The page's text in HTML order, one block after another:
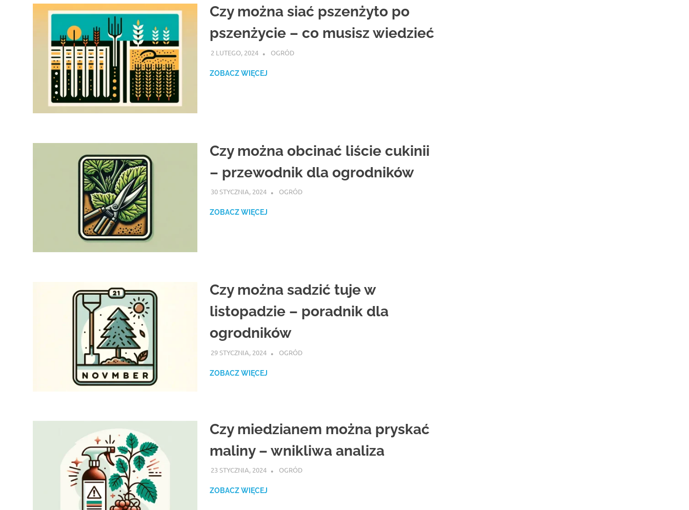
Czy można siać pszenżyto po
pszenżycie – co musisz wiedzieć
2 LUTEGO, 2024 ATROX
OGRÓD
ZOBACZ WIĘCEJ
Czy można obcinać liście cukinii
– przewodnik dla ogrodników
30 STYCZNIA, 2024 ATROX
OGRÓD
ZOBACZ WIĘCEJ
Czy można sadzić tuje w
listopadzie – poradnik dla
ogrodników
29 STYCZNIA, 2024 ATROX
OGRÓD
ZOBACZ WIĘCEJ
Czy miedzianem można pryskać
maliny – wnikliwa analiza
23 STYCZNIA, 2024 ATROX
OGRÓD
ZOBACZ WIĘCEJ